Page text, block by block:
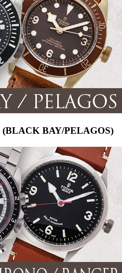
(BLACK BAY/PELAGOS)